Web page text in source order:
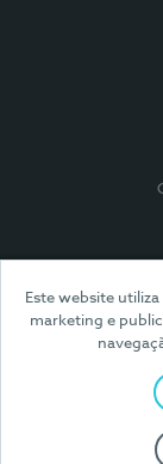
Este website
marketing e